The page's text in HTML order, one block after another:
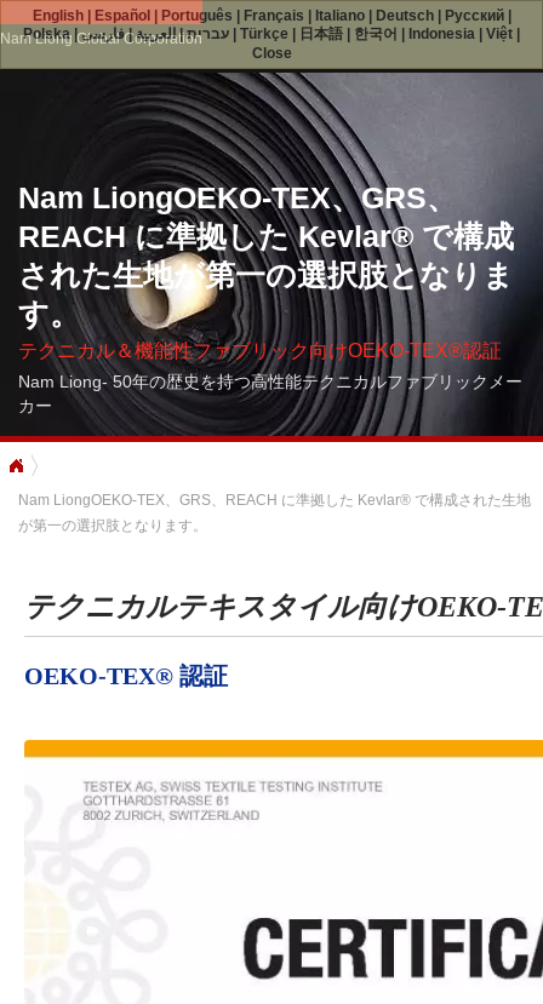
Nam Liong Global Corporation
Nam LiongOEKO-TEX、GRS、
REACH に準拠した Kevlar® で構成
された生地が第一の選択肢となりま
す。
テクニカル＆機能性ファブリック向けOEKO-TEX®認証
Nam Liong- 50年の歴史を持つ高性能テクニカルファブリックメー
カー
Nam LiongOEKO-TEX、GRS、REACH に準拠した Kevlar® で構成された生地
が第一の選択肢となります。
テクニカルテキスタイル向けOEKO-
OEKO-TEX® 認証
English| Español Português Français Italiano| Deutsch| Русский|
Polska| עברית|العربية|فارسی Türkçe 日本語 한국어 Indonesia Việt
Close